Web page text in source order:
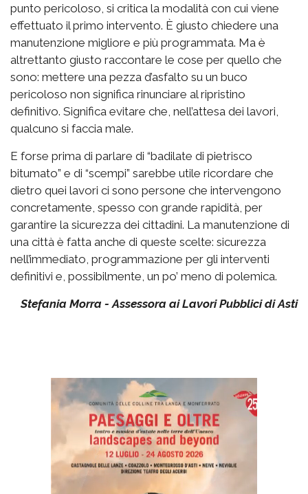
punto pericoloso, si critica la modalità con cui viene
effettuato il primo intervento. È giusto chiedere una
manutenzione migliore e più programmata. Ma è
altrettanto giusto raccontare le cose per quello che
sono: mettere una pezza d’asfalto su un buco
pericoloso non significa rinunciare al ripristino
definitivo. Significa evitare che, nell’attesa dei lavori,
qualcuno si faccia male.
E forse prima di parlare di “badilate di pietrisco
bitumato” e di “scempi” sarebbe utile ricordare che
dietro quei lavori ci sono persone che intervengono
concretamente, spesso con grande rapidità, per
garantire la sicurezza dei cittadini. La manutenzione di
una città è fatta anche di queste scelte: sicurezza
nell’immediato, programmazione per gli interventi
definitivi e, possibilmente, un po’ meno di polemica.
Stefania Morra - Assessora ai Lavori Pubblici di Asti